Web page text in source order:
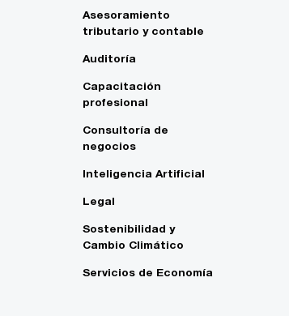
Asesoramiento
tributario y contable
Auditoría
Capacitación
profesional
Consultoría de
negocios
Inteligencia Artificial
Legal
Sostenibilidad y
Cambio Climático
Servicios de Economía